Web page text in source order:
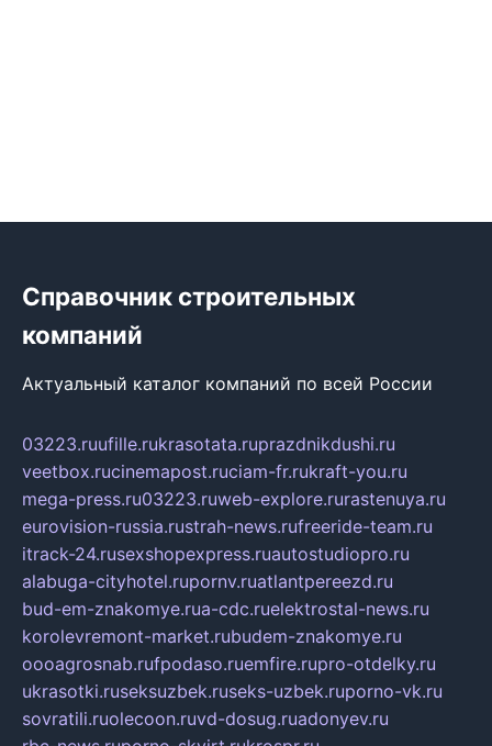
Справочник строительных
компаний
Актуальный каталог компаний по всей России
03223.ruufille.rukrasotata.ruprazdnikdushi.ru
veetbox.rucinemapost.ruciam-fr.rukraft-you.ru
mega-press.ru03223.ruweb-explore.rurastenuya.ru
eurovision-russia.rustrah-news.rufreeride-team.ru
itrack-24.rusexshopexpress.ruautostudiopro.ru
alabuga-cityhotel.rupornv.ruatlantpereezd.ru
bud-em-znakomye.rua-cdc.ruelektrostal-news.ru
korolevremont-market.rubudem-znakomye.ru
oooagrosnab.rufpodaso.ruemfire.rupro-otdelky.ru
ukrasotki.ruseksuzbek.ruseks-uzbek.ruporno-vk.ru
sovratili.ruolecoon.ruvd-dosug.ruadonyev.ru